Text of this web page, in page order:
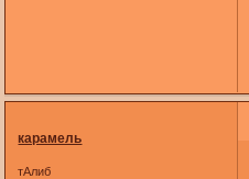
карамель
тАлиб